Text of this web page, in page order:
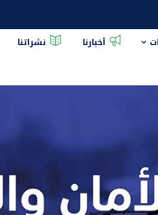
أخبارنا نشراتنا